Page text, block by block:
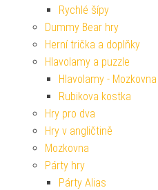
Rychlé šípy
Dummy Bear hry
Herní trička a doplňky
Hlavolamy a puzzle
Hlavolamy - Mozkovna
Rubikova kostka
Hry pro dva
Hry v angličtině
Mozkovna
Párty hry
Párty Alias